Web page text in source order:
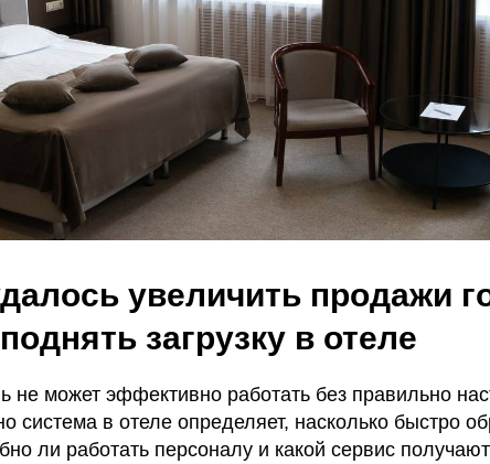
увеличить продажи
загрузку в отеле
не может эффективно работать без правильно
система в отеле определяет, насколько быстро
ли работать персоналу и какой сервис